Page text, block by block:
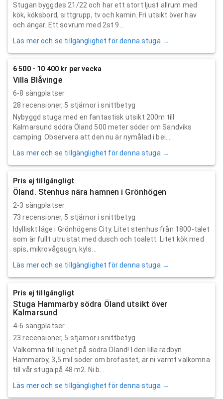
Stugan byggdes 21/22 och har ett stort ljust allrum med
kök, köksbord, sittgrupp, tv och kamin. Fri utsikt över hav
och ängar. Ett sovrum med 2st 9...
Läs mer och se tillgänglighet för denna stuga →
6 500 - 10 400 kr per vecka
Villa Blåvinge
6-8 sängplatser
28 recensioner, 5 stjärnor i snittbetyg
Nybyggd stuga med en fantastisk utsikt 200m till
Kalmarsund södra Öland 500 meter söder om Sandviks
camping. Observera att den nu är nymålad i bei...
Läs mer och se tillgänglighet för denna stuga →
Pris ej tillgängligt
Öland. Stenhus nära hamnen i Grönhögen
2-3 sängplatser
73 recensioner, 5 stjärnor i snittbetyg
Idylliskt läge i Grönhögens City. Litet stenhus från 1800-talet
som är fullt utrustat med dusch och toalett. Litet kök med
spis, mikrovågsugn, kyls...
Läs mer och se tillgänglighet för denna stuga →
Pris ej tillgängligt
Stuga Hammarby södra Öland utsikt över
Kalmarsund
4-6 sängplatser
23 recensioner, 5 stjärnor i snittbetyg
Välkomna till lugnet på södra Öland! I den lilla radbyn
Hammarby, 3,5 mil söder om brofästet, är ni varmt välkomna
till vår stuga på 48 m2. Ni b...
Läs mer och se tillgänglighet för denna stuga →